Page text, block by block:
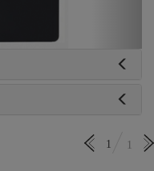
1 1